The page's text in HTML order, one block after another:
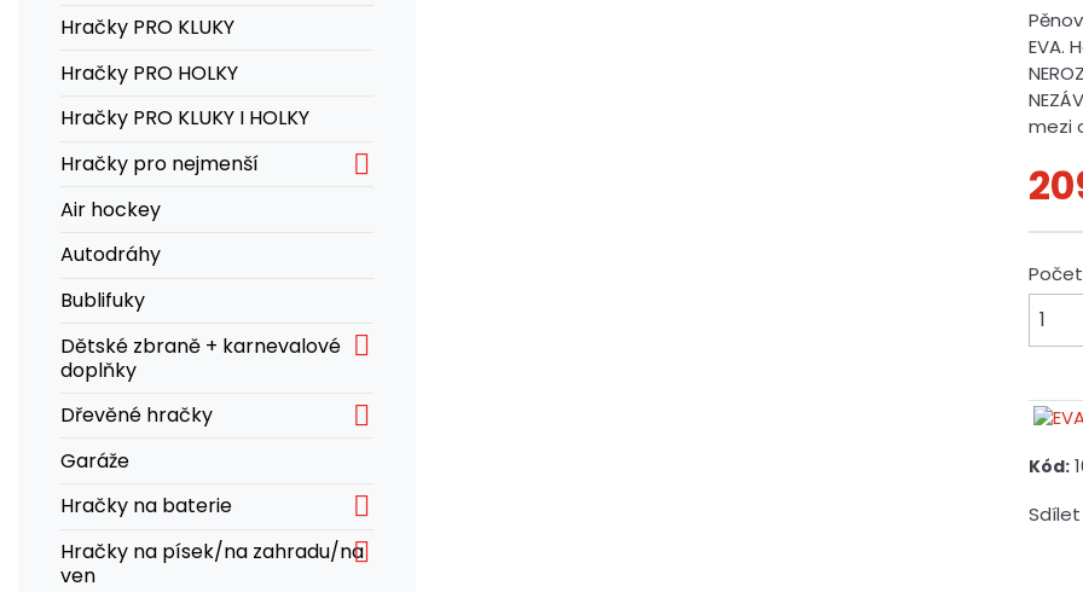
Hračky PRO KLUKY
Hračky PRO HOLKY
Hračky PRO KLUKY I HOLKY
Hračky pro nejmenší

Air hockey
Autodráhy
Bublifuky
Dětské zbraně + karnevalové
doplňky

Dřevěné hračky 
Garáže
Hračky na baterie

Hračky na písek/na zahradu/na
ven

EVA.
mezi
Počet
Kód:
Sdílet